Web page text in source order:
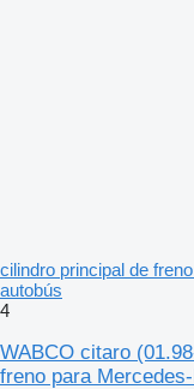
cilindro principal de
autobús
4
WABCO citaro
freno para